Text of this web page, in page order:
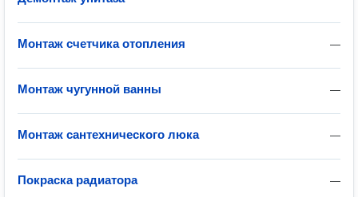
—
Монтаж счетчика отопления
—
Монтаж чугунной ванны
—
Монтаж сантехнического люка
—
Покраска радиатора